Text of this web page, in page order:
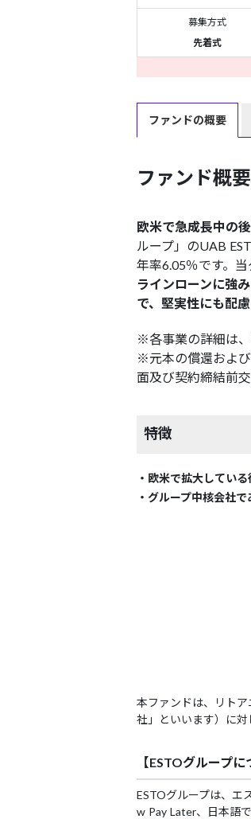
募集方式
先着式
ファンドの概要
ファンド概要
欧米で急成長中の
ループ」のUAB
年率6.05％です。
ラインローンに強み
で、堅実性にも配
※各事業の詳細は
※元本の償還およ
面及び契約締結前
特徴
・欧米で拡大してい
・グループ中核会社
本ファンドは、リト
社」といいます）に対
【ESTOグループに
ESTOグループは、エ
w Pay Later、日本語